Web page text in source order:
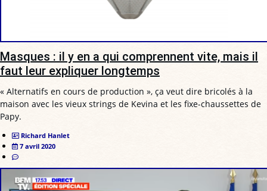
Masques : il y en a qui comprennent vite, mais il
faut leur expliquer longtemps
« Alternatifs en cours de production », ça veut dire bricolés à la
maison avec les vieux strings de Kevina et les fixe-chaussettes de
Papy.
Richard Hanlet
7 avril 2020